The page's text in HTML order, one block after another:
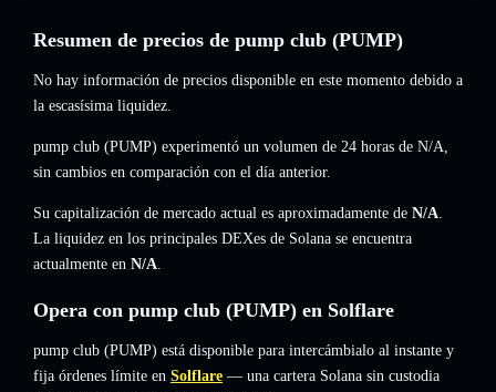
Resumen de precios de pump club (PUMP)
No hay información de precios disponible en este momento debido a
la escasísima liquidez.
pump club (PUMP) experimentó un volumen de 24 horas de N/A,
sin cambios en comparación con el día anterior.
Su capitalización de mercado actual es aproximadamente de N/A.
La liquidez en los principales DEXes de Solana se encuentra
actualmente en N/A.
Opera con pump club (PUMP) en Solflare
pump club (PUMP) está disponible para intercámbialo al instante y
fija órdenes límite en Solflare — una cartera Solana sin custodia